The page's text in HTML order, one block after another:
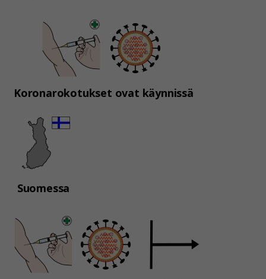
Koronarokotukset ovat käynnissä
Suomessa